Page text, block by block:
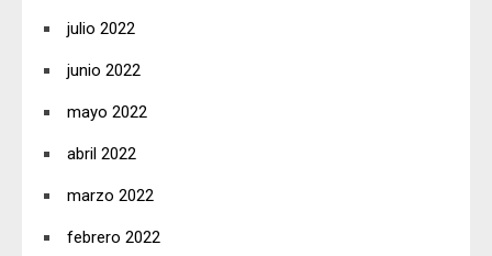
julio 2022
junio 2022
mayo 2022
abril 2022
marzo 2022
febrero 2022